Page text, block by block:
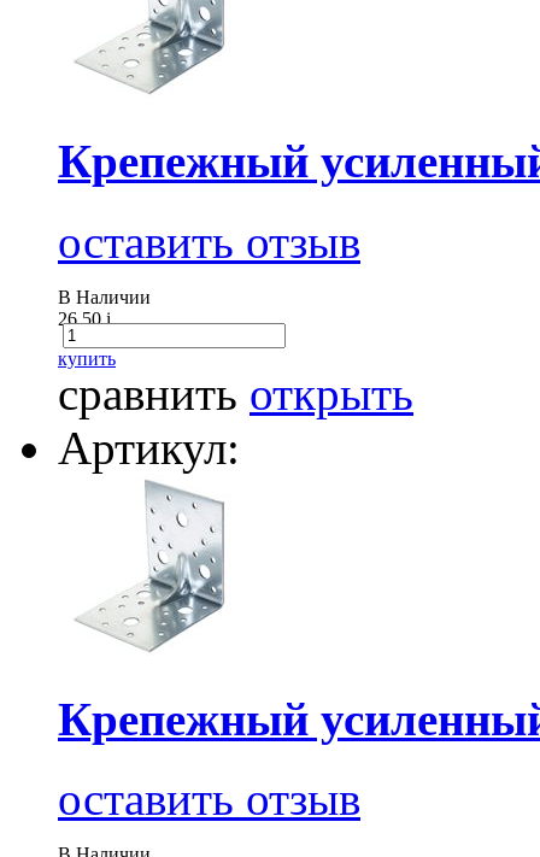
Крепежный
оставить отзыв
В Наличии
26.50i
купить
сравнить открыть
Артикул:
Крепежный
оставить отзыв